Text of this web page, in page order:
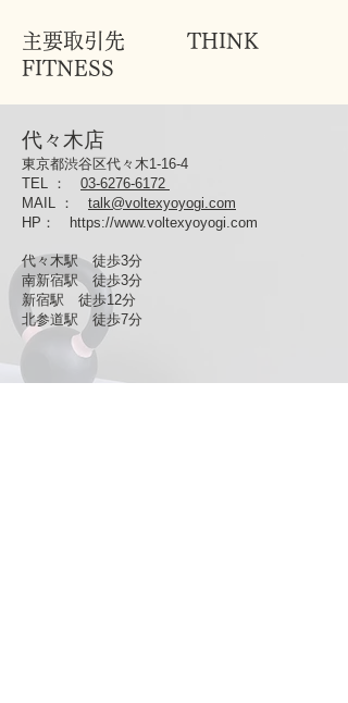
主要取引先 THINK
FITNESS
代々木店
東京都渋谷区代々木1-16-4
TEL ： 03-6276-6172
MAIL ： talk@voltexyoyogi.com
HP ： https://www.voltexyoyogi.com
代々木駅 徒歩3分
南新宿駅 徒歩3分
新宿駅 徒歩12分
北参道駅 徒歩7分